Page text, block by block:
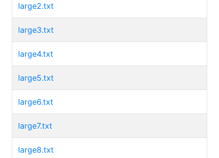
large2.txt
large3.txt
large4.txt
large5.txt
large6.txt
large7.txt
large8.txt